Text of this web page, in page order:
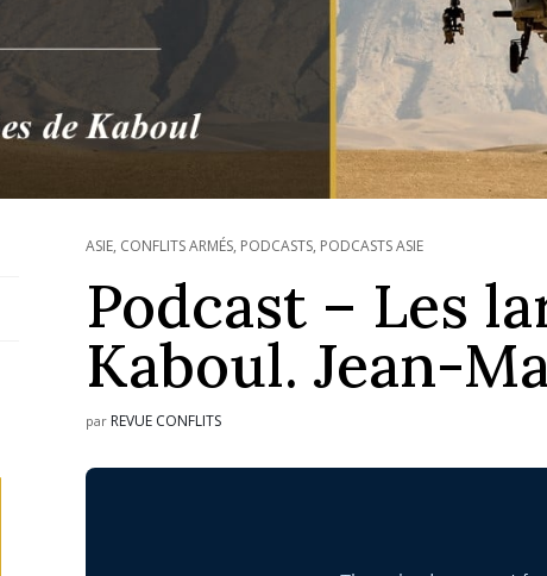
ASIE, CONFLITS ARMÉS, PODCASTS, PODCASTS ASIE
Podcast – Les
Kaboul. Jean-
par REVUE CONFLITS